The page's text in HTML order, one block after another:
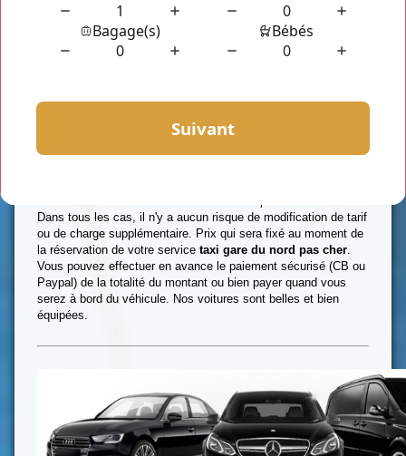
"Chauffeur Privé Paris"
votre moyen de transport très réactif qui prend bien soin de
vous. Nous sommes à votre service partout dans la région Ile
van.
Toujours disponible 24h/24 et 7J/7.
Ne vous donnez plus de mal pour trouver un Taxi. Tout est
réglé avec"Chauffeur Privé Paris",
Dans tous les cas, il n'y a aucun risque de modification de tarif
ou de charge supplémentaire. Prix qui sera fixé au moment de
la réservation de votre servicetaxi gare du nord pas cher.
Vous pouvez effectuer en avance le paiement sécurisé (CB ou
Paypal) de la totalité du montant ou bien payer quand vous
serez à bord du véhicule. Nos voitures sont belles et bien
équipées.